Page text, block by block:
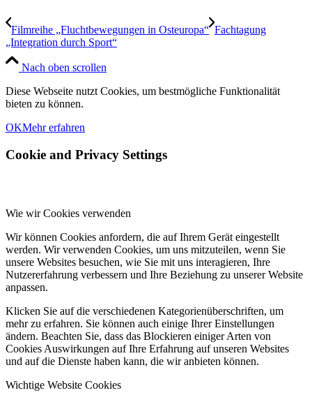
Filmreihe „Fluchtbewegungen in Osteuropa“ Fachtagung
„Integration durch Sport“
Nach oben scrollen
Diese Webseite nutzt Cookies, um bestmögliche Funktionalität
bieten zu können.
OKMehr erfahren
Cookie and Privacy Settings
Wie wir Cookies verwenden
Wir können Cookies anfordern, die auf Ihrem Gerät eingestellt
werden. Wir verwenden Cookies, um uns mitzuteilen, wenn Sie
unsere Websites besuchen, wie Sie mit uns interagieren, Ihre
Nutzererfahrung verbessern und Ihre Beziehung zu unserer Website
anpassen.
Klicken Sie auf die verschiedenen Kategorienüberschriften, um
mehr zu erfahren. Sie können auch einige Ihrer Einstellungen
ändern. Beachten Sie, dass das Blockieren einiger Arten von
Cookies Auswirkungen auf Ihre Erfahrung auf unseren Websites
und auf die Dienste haben kann, die wir anbieten können.
Wichtige Website Cookies